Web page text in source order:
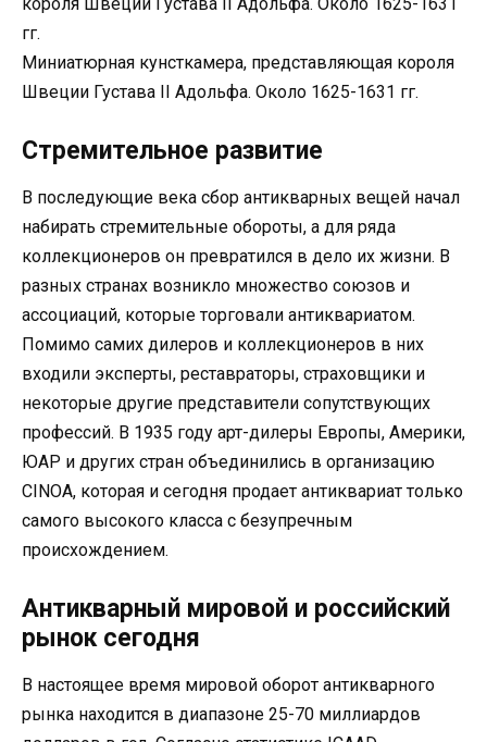
Миниатюрная кунсткамера, представляющая короля
Швеции Густава II Адольфа. Около 1625-1631 гг.
Стремительное развитие
В последующие века сбор антикварных вещей начал
набирать стремительные обороты, а для ряда
коллекционеров он превратился в дело их жизни. В
разных странах возникло множество союзов и
ассоциаций, которые торговали антиквариатом.
Помимо самих дилеров и коллекционеров в них
входили эксперты, реставраторы, страховщики и
некоторые другие представители сопутствующих
профессий. В 1935 году арт-дилеры Европы, Америки,
ЮАР и других стран объединились в организацию
CINOA, которая и сегодня продает антиквариат только
самого высокого класса с безупречным
происхождением.
Антикварный мировой и российский
рынок сегодня
В настоящее время мировой оборот антикварного
рынка находится в диапазоне 25-70 миллиардов